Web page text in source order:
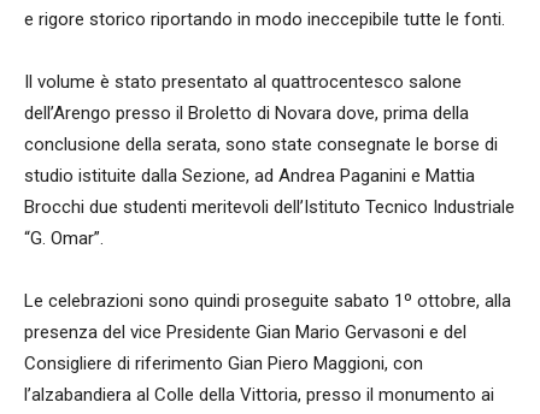
e rigore storico riportando in modo ineccepibile tutte le fonti.
Il volume è stato presentato al quattrocentesco salone
dell’Arengo presso il Broletto di Novara dove, prima della
conclusione della serata, sono state consegnate le borse di
studio istituite dalla Sezione, ad Andrea Paganini e Mattia
Brocchi due studenti meritevoli dell’Istituto Tecnico Industriale
“G. Omar”.
Le celebrazioni sono quindi proseguite sabato 1º ottobre, alla
presenza del vice Presidente Gian Mario Gervasoni e del
Consigliere di riferimento Gian Piero Maggioni, con
l’alzabandiera al Colle della Vittoria, presso il monumento ai